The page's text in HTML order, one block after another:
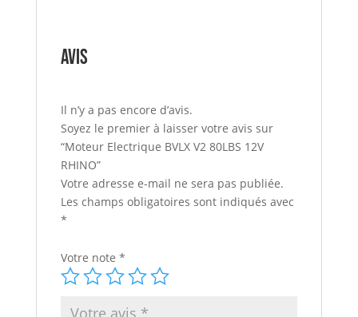
Avis
Il n’y a pas encore d’avis.
Soyez le premier à laisser votre avis sur
“Moteur Electrique BVLX V2 80LBS 12V
RHINO”
Votre adresse e-mail ne sera pas publiée.
Les champs obligatoires sont indiqués avec
*
Votre note *